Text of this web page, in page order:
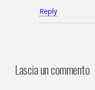
Reply
Lascia un commento